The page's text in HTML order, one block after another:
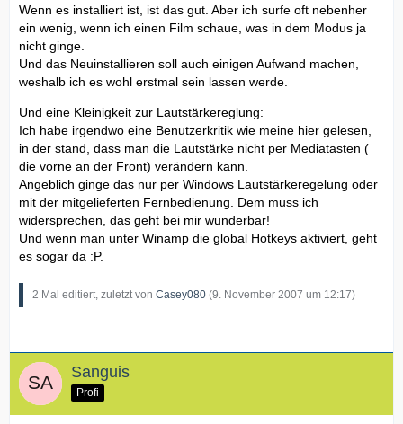
Wenn es installiert ist, ist das gut. Aber ich surfe oft nebenher
ein wenig, wenn ich einen Film schaue, was in dem Modus ja
nicht ginge.
Und das Neuinstallieren soll auch einigen Aufwand machen,
weshalb ich es wohl erstmal sein lassen werde.
Und eine Kleinigkeit zur Lautstärkereglung:
Ich habe irgendwo eine Benutzerkritik wie meine hier gelesen,
in der stand, dass man die Lautstärke nicht per Mediatasten (
die vorne an der Front) verändern kann.
Angeblich ginge das nur per Windows Lautstärkeregelung oder
mit der mitgelieferten Fernbedienung. Dem muss ich
widersprechen, das geht bei mir wunderbar!
Und wenn man unter Winamp die global Hotkeys aktiviert, geht
es sogar da :P.
2 Mal editiert, zuletzt von Casey080 (9. November 2007 um 12:17)
Sanguis
Profi